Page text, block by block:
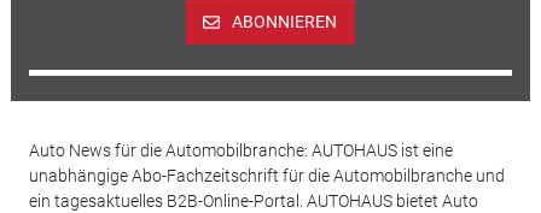
ABONNIEREN
Auto News für die Automobilbranche: AUTOHAUS ist eine
unabhängige Abo-Fachzeitschrift für die Automobilbranche und
ein tagesaktuelles B2B-Online-Portal. AUTOHAUS bietet Auto